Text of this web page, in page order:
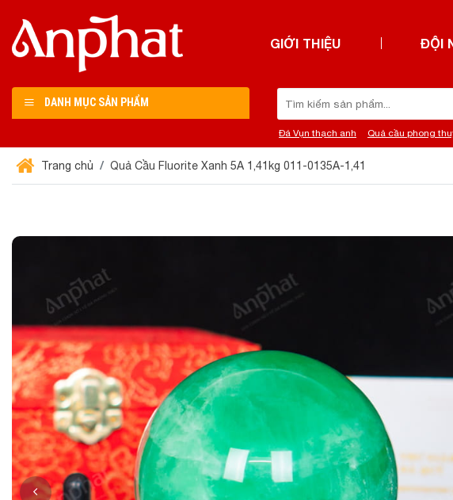
đến
nội
GIỚI THIỆU ĐỘI
DANH MỤC SẢN PHẨM
kiếm:
Đá Vụn thạch anh Quả cầu phong
Trang chủ Quả Cầu Fluorite Xanh 5A 1,41kg 011-0135A-1,41